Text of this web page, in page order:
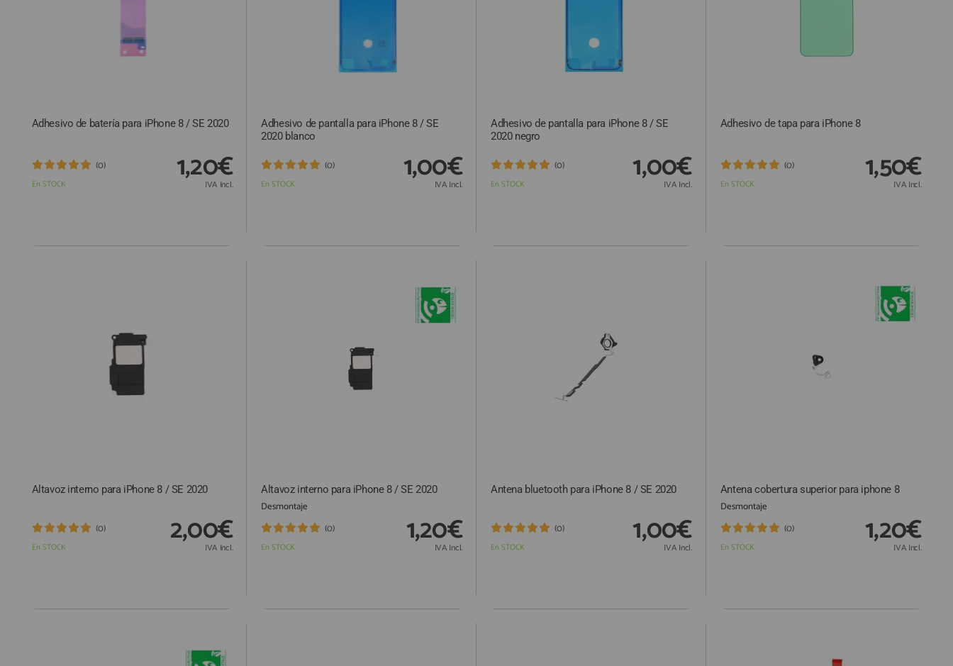
Adhesivo de batería para iPhone 8 / SE 2020
En STOCK
(0) 1,20€
IVA Incl.
Adhesivo de pantalla para iPhone 8 / SE
2020 blanco
En STOCK
(0) 1,00€
IVA Incl.
Adhesivo de pantalla para iPhone 8 / SE
2020 negro
En STOCK
(0) 1,00€
IVA Incl.
Adhesivo de tapa para iPhone 8
En STOCK
(0) 1,50€
IVA Incl.
Altavoz interno para iPhone 8 / SE 2020
En STOCK
(0) 2,00€
IVA Incl.
Altavoz interno para iPhone 8 / SE 2020
Desmontaje
En STOCK
(0) 1,20€
IVA Incl.
Antena bluetooth para iPhone 8 / SE 2020
En STOCK
(0) 1,00€
IVA Incl.
Antena cobertura superior para iphone 8
Desmontaje
En STOCK
(0) 1,20€
IVA Incl.